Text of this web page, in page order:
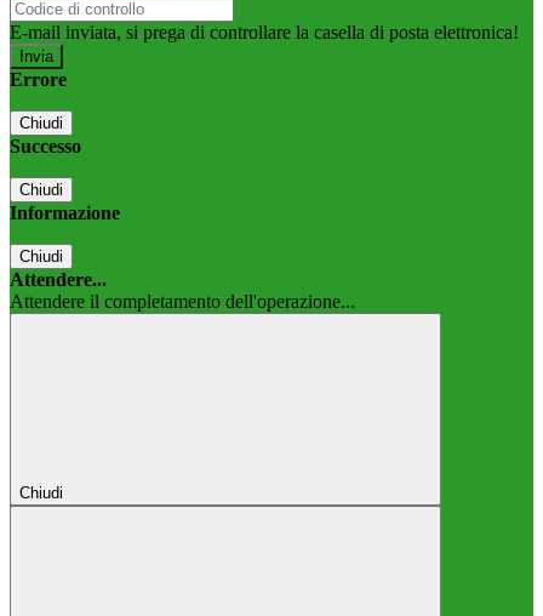
E-mail inviata, si prega di controllare la casella di posta elettronica!
Errore
Chiudi
Successo
Chiudi
Informazione
Chiudi
Attendere...
Attendere il completamento dell'operazione...
Chiudi